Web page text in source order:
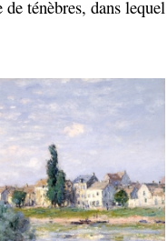
ténèbres, dans lequel